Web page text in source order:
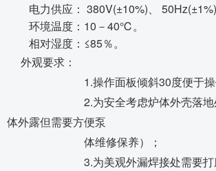
电力供应： 380V(±10%) 50Hz(±1%)
环境温度： 10 － 40℃ 。
相对湿度： ≤85％。
外观要求：
1.操作面板倾斜30度便于操
2.为安全考虑炉体外壳落
体外露但需要方便泵
体维修保养）；
3.为美观外漏焊接处需要打